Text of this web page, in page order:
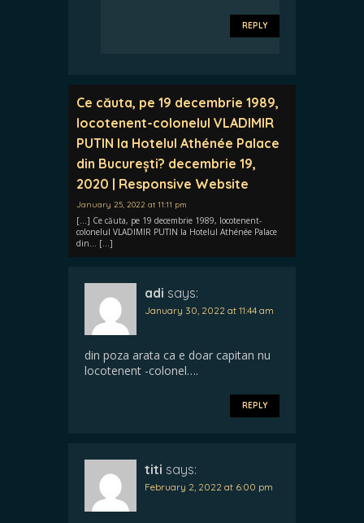
REPLY
Ce căuta, pe 19 decembrie 1989,
locotenent-colonelul VLADIMIR
PUTIN la Hotelul Athénée Palace
din București? decembrie 19,
2020 | Responsive Website
January 25, 2022 at 11:11 pm
[…] Ce căuta, pe 19 decembrie 1989, locotenent-
colonelul VLADIMIR PUTIN la Hotelul Athénée Palace
din… […]
adi says:
January 30, 2022 at 11:44 am
din poza arata ca e doar capitan nu
locotenent -colonel….
REPLY
titi says:
February 2, 2022 at 6:00 pm